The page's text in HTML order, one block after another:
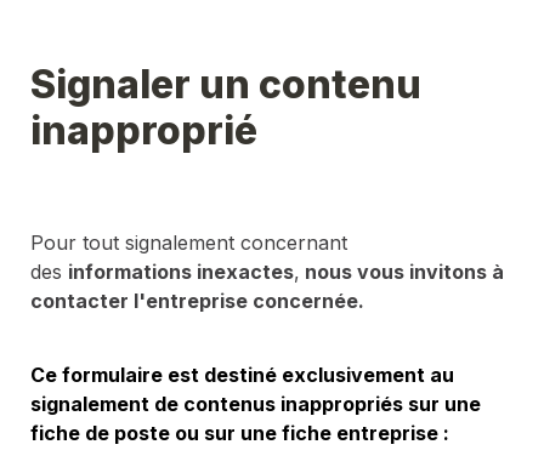
Signaler un contenu
inapproprié
Pour tout signalement concernant
des informations inexactes, nous vous invitons à
contacter l'entreprise concernée.
Ce formulaire est destiné exclusivement au
signalement de contenus inappropriés sur une
fiche de poste ou sur une fiche entreprise :